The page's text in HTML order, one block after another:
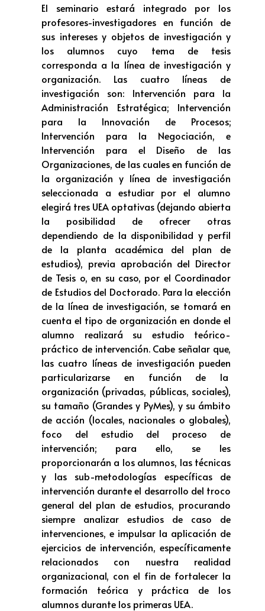
El seminario estará integrado por los
profesores-investigadores en función de
sus intereses y objetos de investigación y
los alumnos cuyo tema de tesis
corresponda a la línea de investigación y
organización. Las cuatro líneas de
investigación son: Intervención para la
Administración Estratégica; Intervención
para la Innovación de Procesos;
Intervención para la Negociación, e
Intervención para el Diseño de las
Organizaciones, de las cuales en función de
la organización y línea de investigación
seleccionada a estudiar por el alumno
elegirá tres UEA optativas (dejando abierta
la posibilidad de ofrecer otras
dependiendo de la disponibilidad y perfil
de la planta académica del plan de
estudios), previa aprobación del Director
de Tesis o, en su caso, por el Coordinador
de Estudios del Doctorado. Para la elección
de la línea de investigación, se tomará en
cuenta el tipo de organización en donde el
alumno realizará su estudio teórico-
práctico de intervención. Cabe señalar que,
las cuatro líneas de investigación pueden
particularizarse en función de la
organización (privadas, públicas, sociales),
su tamaño (Grandes y PyMes), y su ámbito
de acción (locales, nacionales o globales),
foco del estudio del proceso de
intervención; para ello, se les
proporcionarán a los alumnos, las técnicas
y las sub-metodologías específicas de
intervención durante el desarrollo del troco
general del plan de estudios, procurando
siempre analizar estudios de caso de
intervenciones, e impulsar la aplicación de
ejercicios de intervención, específicamente
relacionados con nuestra realidad
organizacional, con el fin de fortalecer la
formación teórica y práctica de los
alumnos durante los primeras UEA.